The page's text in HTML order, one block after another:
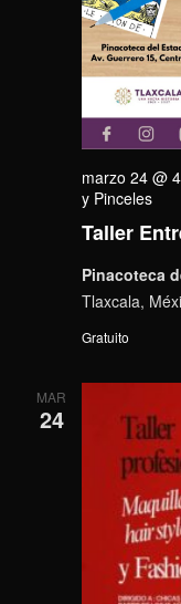
Taller
marzo 24 @
y Pinceles
Pinacoteca
Tlaxcala,
Gratuito
MAR
24